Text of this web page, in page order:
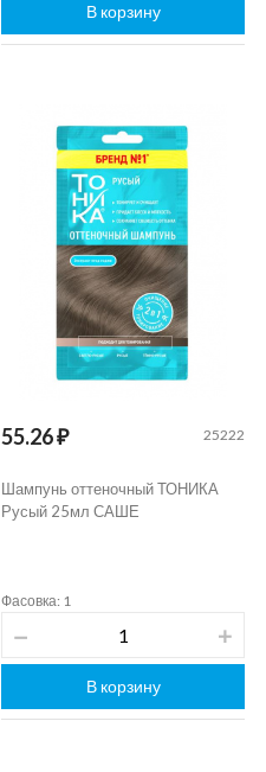
В корзину
55.26 ₽ 25222
Шампунь оттеночный ТОНИКА
Русый 25мл САШЕ
Фасовка: 1
В корзину